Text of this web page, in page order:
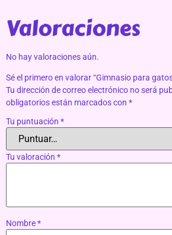
Valoraciones
No hay valoraciones aún.
Sé el primero en valorar “Gimnasio para
Tu dirección de correo electrónico no será
obligatorios están marcados con *
Tu puntuación *
Tu valoración *
Nombre*